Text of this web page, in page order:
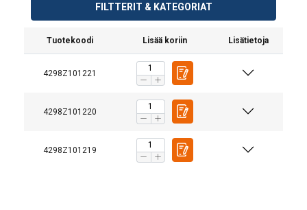
FILTTERIT & KATEGORIAT
Tuotekoodi Lisää koriin Lisätietoja
4298Z101221
4298Z101220
4298Z101219